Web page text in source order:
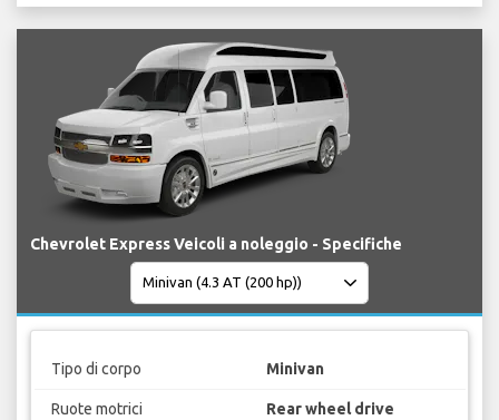
Chevrolet Express Veicoli a noleggio - Specifiche
Tipo di corpo Minivan
Ruote motrici Rear wheel drive